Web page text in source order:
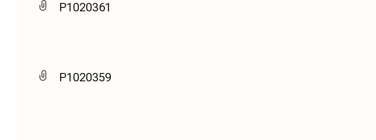
P1020361
P1020359